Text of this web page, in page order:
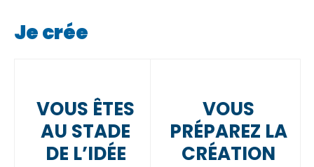
Je crée
VOUS ÊTES
AU STADE
DE L’IDÉE
VOUS
PRÉPAREZ LA
CRÉATION